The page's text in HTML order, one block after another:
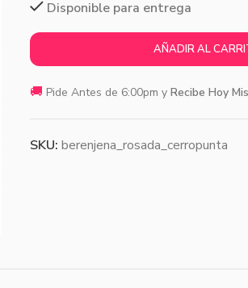
Disponible para entrega
AÑADIR AL
🚚 Pide Antes de 6:00pm y Recibe Hoy
SKU: berenjena_rosada_cerropunta